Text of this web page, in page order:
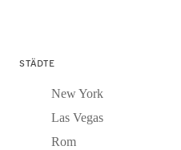
STÄDTE
New York
Las Vegas
Rom